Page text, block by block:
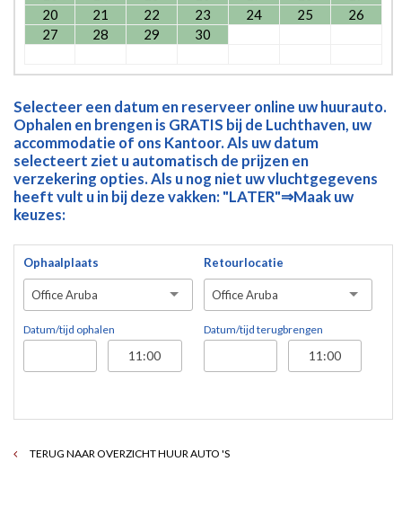
20
21 22 23 24 25
26
27
28 29 30
Selecteer een datum en reserveer online uw huurauto.
Ophalen en brengen is GRATIS bij de Luchthaven, uw
accommodatie of ons Kantoor. Als uw datum
selecteert ziet u automatisch de prijzen en
verzekering opties. Als u nog niet uw vluchtgegevens
heeft vult u in bij deze vakken: "LATER"⇒Maak uw
keuzes:
Ophaalplaats
Office Aruba
Datum/tijd ophalen
Retourlocatie
Office Aruba
Datum/tijd terugbrengen
TERUG NAAR OVERZICHT HUUR AUTO 'S